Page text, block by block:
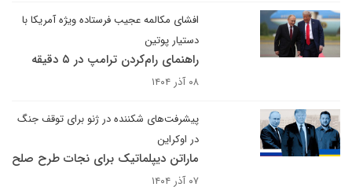
افشای مکالمه عجیب فرستاده ویژه آمریکا با
دستیار پوتین
راهنمای رام‌کردن ترامپ در ۵ دقیقه
۰۸ آذر ۱۴۰۴
پیشرفت‌های شکننده در ژنو برای توقف جنگ
در اوکراین
ماراتن دیپلماتیک برای نجات طرح صلح
۰۷ آذر ۱۴۰۴